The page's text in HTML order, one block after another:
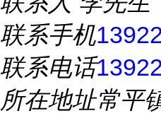
联系手机
联系电话
所在地址常平